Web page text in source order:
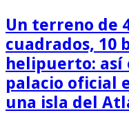
Un terreno de
cuadrados, 10
helipuerto: así
palacio oficial
una isla del